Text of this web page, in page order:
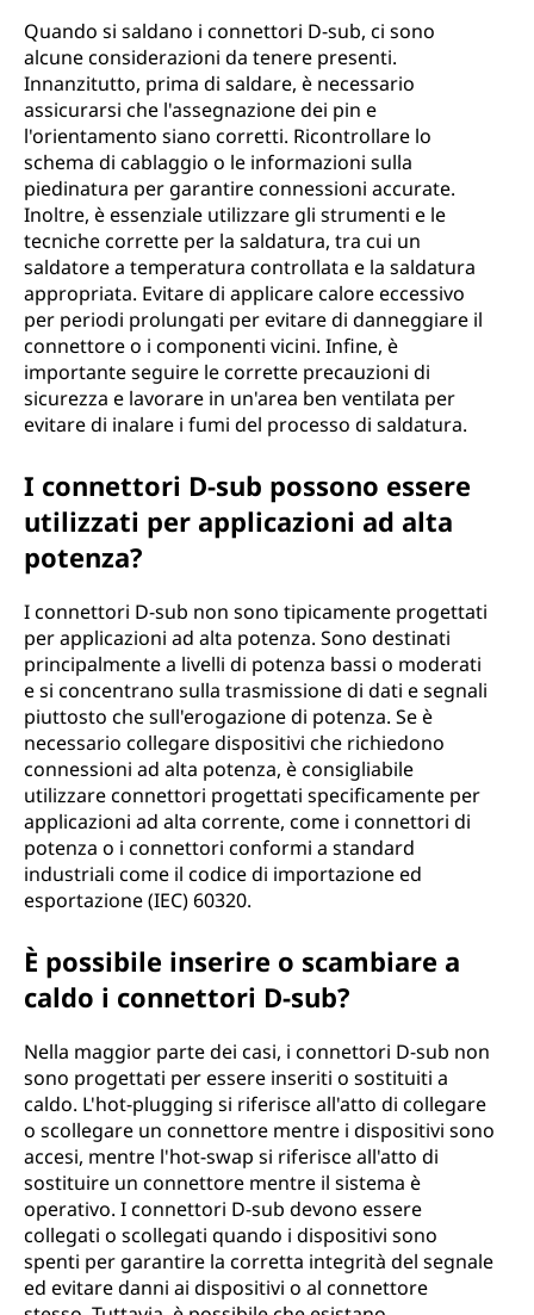
Quando si saldano i connettori D-sub, ci sono
alcune considerazioni da tenere presenti.
Innanzitutto, prima di saldare, è necessario
assicurarsi che l'assegnazione dei pin e
l'orientamento siano corretti. Ricontrollare lo
schema di cablaggio o le informazioni sulla
piedinatura per garantire connessioni accurate.
Inoltre, è essenziale utilizzare gli strumenti e le
tecniche corrette per la saldatura, tra cui un
saldatore a temperatura controllata e la saldatura
appropriata. Evitare di applicare calore eccessivo
per periodi prolungati per evitare di danneggiare il
connettore o i componenti vicini. Infine, è
importante seguire le corrette precauzioni di
sicurezza e lavorare in un'area ben ventilata per
evitare di inalare i fumi del processo di saldatura.
I connettori D-sub possono essere
utilizzati per applicazioni ad alta
potenza?
I connettori D-sub non sono tipicamente progettati
per applicazioni ad alta potenza. Sono destinati
principalmente a livelli di potenza bassi o moderati
e si concentrano sulla trasmissione di dati e segnali
piuttosto che sull'erogazione di potenza. Se è
necessario collegare dispositivi che richiedono
connessioni ad alta potenza, è consigliabile
utilizzare connettori progettati specificamente per
applicazioni ad alta corrente, come i connettori di
potenza o i connettori conformi a standard
industriali come il codice di importazione ed
esportazione (IEC) 60320.
È possibile inserire o scambiare a
caldo i connettori D-sub?
Nella maggior parte dei casi, i connettori D-sub non
sono progettati per essere inseriti o sostituiti a
caldo. L'hot-plugging si riferisce all'atto di collegare
o scollegare un connettore mentre i dispositivi sono
accesi, mentre l'hot-swap si riferisce all'atto di
sostituire un connettore mentre il sistema è
operativo. I connettori D-sub devono essere
collegati o scollegati quando i dispositivi sono
spenti per garantire la corretta integrità del segnale
ed evitare danni ai dispositivi o al connettore